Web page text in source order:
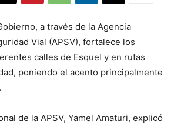
a través de la Agencia
Vial (APSV), fortalece los
calles de Esquel y en rutas
poniendo el acento principalmente
de la APSV, Yamel Amaturi, explicó